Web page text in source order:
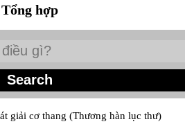
Tổng hợp
giải cơ thang (Thương hàn lục thư)